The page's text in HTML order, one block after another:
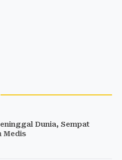
Dunia, Sempat
Medis